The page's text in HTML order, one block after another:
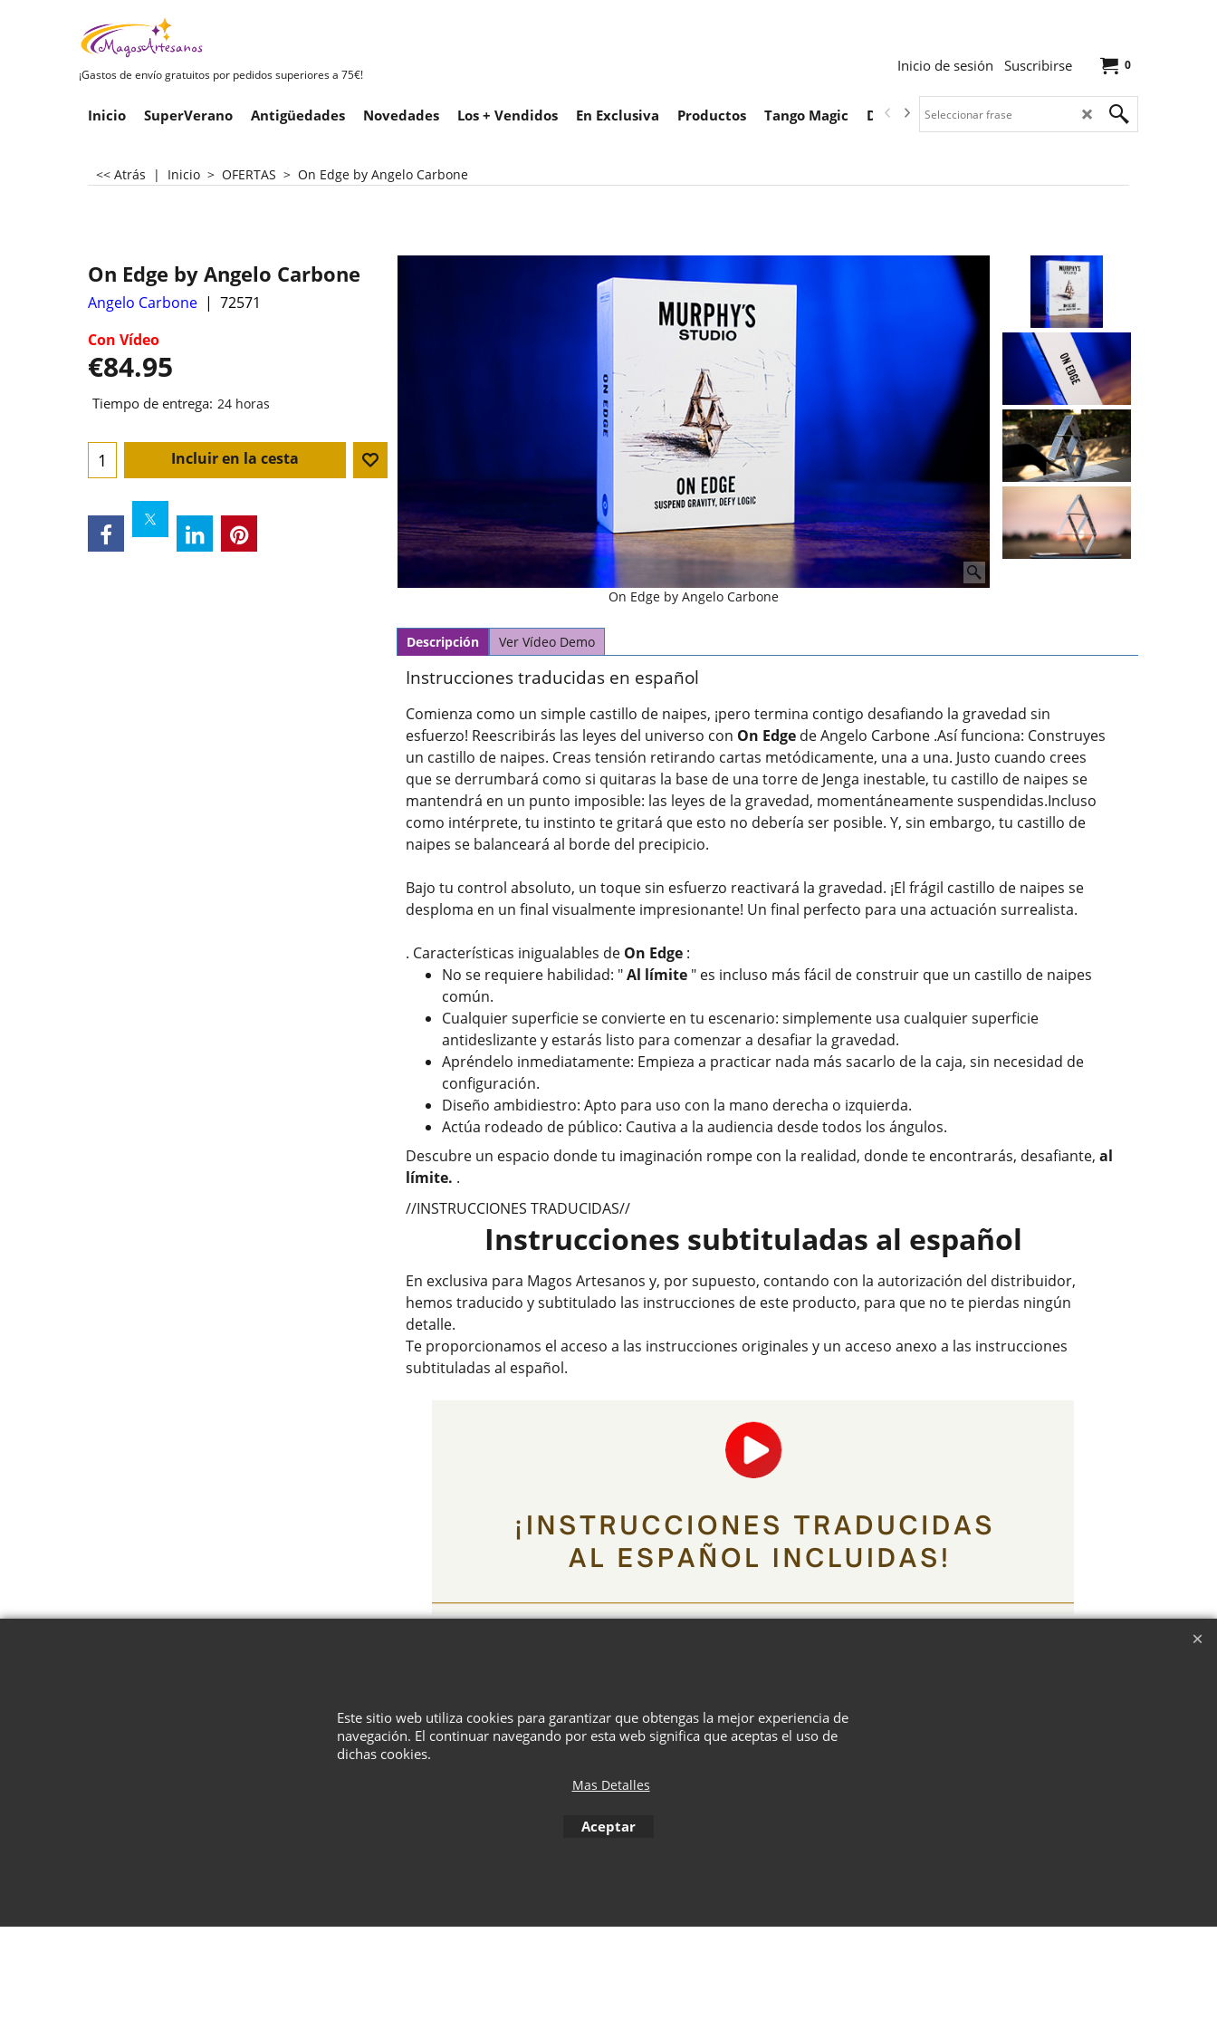
¡Gastos de envío gratuitos por pedidos superiores a 75€!
0
Inicio de sesión Suscribirse
Inicio SuperVerano Antigüedades Novedades Los + Vendidos En Exclusiva Productos Tango Magic Descargas
<< Atrás | Inicio > OFERTAS > On Edge by Angelo Carbone
On Edge by Angelo Carbone
On Edge by Angelo Carbone
Angelo Carbone
72571
Con Vídeo
€84.95
Tiempo de entrega: 24 horas
Incluir en la cesta
Descripción Ver Vídeo Demo
Instrucciones traducidas en español
Comienza como un simple castillo de naipes, ¡pero termina contigo desafiando la gravedad sin
esfuerzo! Reescribirás las leyes del universo con On Edge de Angelo Carbone .Así funciona: Construyes
un castillo de naipes. Creas tensión retirando cartas metódicamente, una a una. Justo cuando crees
que se derrumbará como si quitaras la base de una torre de Jenga inestable, tu castillo de naipes se
mantendrá en un punto imposible: las leyes de la gravedad, momentáneamente suspendidas.Incluso
como intérprete, tu instinto te gritará que esto no debería ser posible. Y, sin embargo, tu castillo de
naipes se balanceará al borde del precipicio.
Bajo tu control absoluto, un toque sin esfuerzo reactivará la gravedad. ¡El frágil castillo de naipes se
desploma en un final visualmente impresionante! Un final perfecto para una actuación surrealista.
. Características inigualables de On Edge :
No se requiere habilidad: "Al límite " es incluso más fácil de construir que un castillo de naipes
común.
Cualquier superficie se convierte en tu escenario: simplemente usa cualquier superficie
antideslizante y estarás listo para comenzar a desafiar la gravedad.
Apréndelo inmediatamente: Empieza a practicar nada más sacarlo de la caja, sin necesidad de
configuración.
Diseño ambidiestro: Apto para uso con la mano derecha o izquierda.
Actúa rodeado de público: Cautiva a la audiencia desde todos los ángulos.
Descubre un espacio donde tu imaginación rompe con la realidad, donde te encontrarás, desafiante, al
límite. .
//INSTRUCCIONES TRADUCIDAS//
Instrucciones subtituladas al español
En exclusiva para Magos Artesanos y, por supuesto, contando con la autorización del distribuidor,
hemos traducido y subtitulado las instrucciones de este producto, para que no te pierdas ningún
detalle.
Te proporcionamos el acceso a las instrucciones originales y un acceso anexo a las instrucciones
subtituladas al español.
Este sitio web utiliza cookies para garantizar que obtengas la mejor experiencia de
navegación. El continuar navegando por esta web significa que aceptas el uso de
dichas cookies.
Mas Detalles
Aceptar